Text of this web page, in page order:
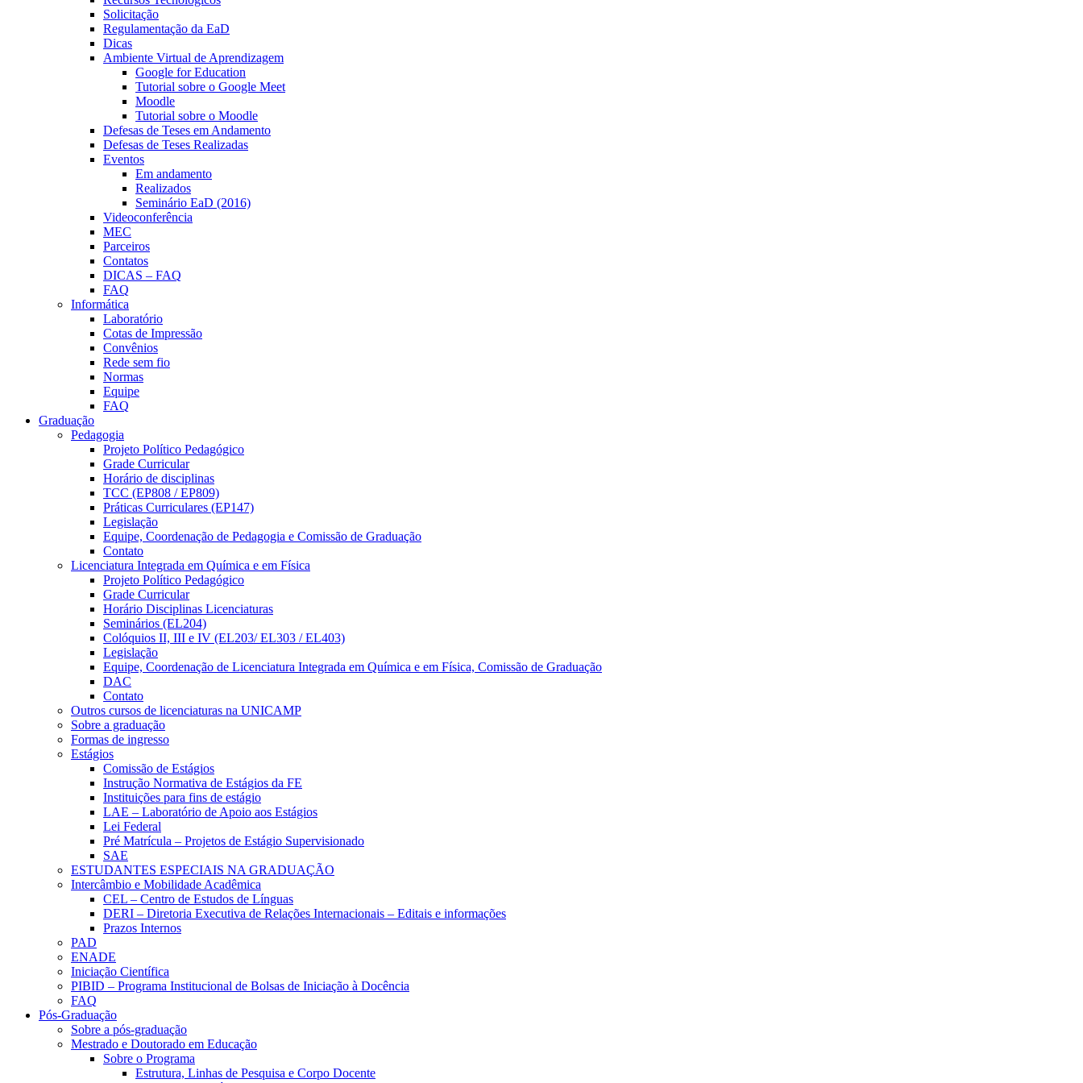
Solicitação
Regulamentação da EaD
Dicas
Ambiente Virtual de Aprendizagem
Google for Education
Tutorial sobre o Google Meet
Moodle
Tutorial sobre o Moodle
Defesas de Teses em Andamento
Defesas de Teses Realizadas
Eventos
Em andamento
Realizados
Seminário EaD (2016)
Videoconferência
MEC
Parceiros
Contatos
DICAS – FAQ
FAQ
Informática
Laboratório
Cotas de Impressão
Convênios
Rede sem fio
Normas
Equipe
FAQ
Graduação
Pedagogia
Projeto Político Pedagógico
Grade Curricular
Horário de disciplinas
TCC (EP808 / EP809)
Práticas Curriculares (EP147)
Legislação
Equipe, Coordenação de Pedagogia e Comissão de Graduação
Contato
Licenciatura Integrada em Química e em Física
Projeto Político Pedagógico
Grade Curricular
Horário Disciplinas Licenciaturas
Seminários (EL204)
Colóquios II, III e IV (EL203/ EL303 / EL403)
Legislação
Equipe, Coordenação de Licenciatura Integrada em Química e em Física, Comissão de Graduação
DAC
Contato
Outros cursos de licenciaturas na UNICAMP
Sobre a graduação
Formas de ingresso
Estágios
Comissão de Estágios
Instrução Normativa de Estágios da FE
Instituições para fins de estágio
LAE – Laboratório de Apoio aos Estágios
Lei Federal
Pré Matrícula – Projetos de Estágio Supervisionado
SAE
ESTUDANTES ESPECIAIS NA GRADUAÇÃO
Intercâmbio e Mobilidade Acadêmica
CEL – Centro de Estudos de Línguas
DERI – Diretoria Executiva de Relações Internacionais – Editais e informações
Prazos Internos
PAD
ENADE
Iniciação Científica
PIBID – Programa Institucional de Bolsas de Iniciação à Docência
FAQ
Pós-Graduação
Sobre a pós-graduação
Mestrado e Doutorado em Educação
Sobre o Programa
Estrutura, Linhas de Pesquisa e Corpo Docente